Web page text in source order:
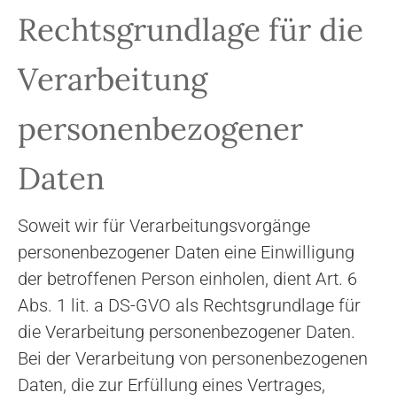
Rechtsgrundlage für die
Verarbeitung
personenbezogener
Daten
Soweit wir für Verarbeitungsvorgänge
personenbezogener Daten eine Einwilligung
der betroffenen Person einholen, dient Art. 6
Abs. 1 lit. a DS-GVO als Rechtsgrundlage für
die Verarbeitung personenbezogener Daten.
Bei der Verarbeitung von personenbezogenen
Daten, die zur Erfüllung eines Vertrages,